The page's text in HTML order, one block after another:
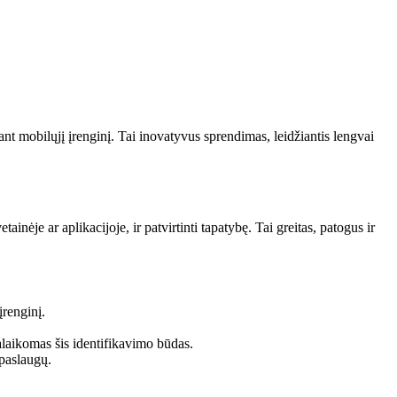
mobilųjį įrenginį. Tai inovatyvus sprendimas, leidžiantis lengvai
ar aplikacijoje, ir patvirtinti tapatybę. Tai greitas, patogus ir
šis identifikavimo būdas.